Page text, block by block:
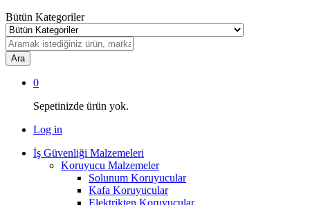
Bütün Kategoriler
Ara
0
Sepetinizde ürün yok.
Log in
İş Güvenliği Malzemeleri
Koruyucu Malzemeler
Solunum Koruyucular
Kafa Koruyucular
Elektrikten Koruyucular